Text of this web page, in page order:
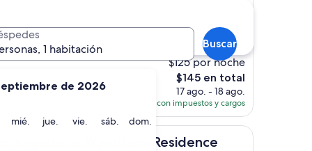
de 2026
martes
mié. miércoles
jue. jueves
vie. viernes
sáb. sábado
dom. domingo
1 habitación
Buscar
$125 por noche
El
precio
actual
es
de
$145
$145 en total
17 ago. - 18 ago.
Total con impuestos y cargos
Angeles, a Wyndham Residence